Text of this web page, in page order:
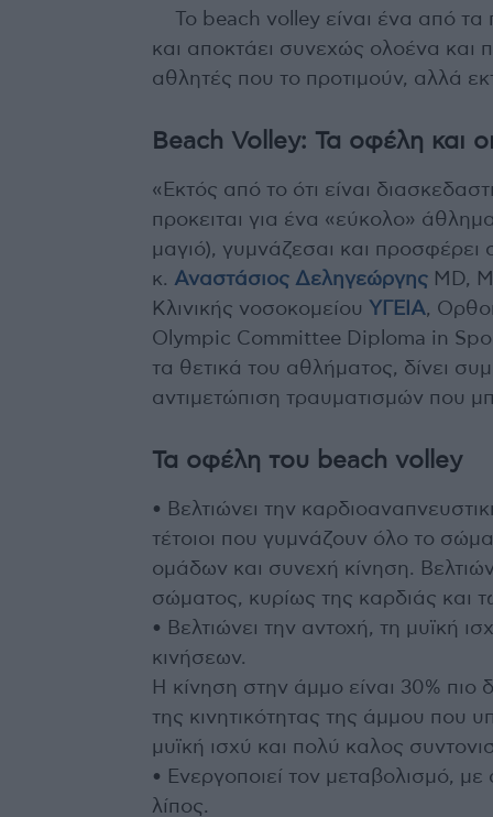
To beach volley είναι ένα από
και αποκτάει συνεχώς ολοένα και
αθλητές που το προτιμούν, αλλά
Beach Volley: Τα οφέλη και
«Εκτός από το ότι είναι
προκειται για ένα «εύκολο»
μαγιό), γυμνάζεσαι και
κ. Αναστάσιος Δεληγεώργης MD,
Κλινικής νοσοκομείου ΥΓΕΙΑ,
Olympic Committee Diploma in
τα θετικά του αθλήματος, δίνει
αντιμετώπιση τραυματισμών που
Τα οφέλη του beach volley
• Βελτιώνει την
τέτοιοι που γυμνάζουν όλο το
ομάδων και συνεχή κίνηση.
σώματος, κυρίως της καρδιάς και
• Βελτιώνει την αντοχή, τη μυϊκή
κινήσεων.
Η κίνηση στην άμμο είναι 30%
της κινητικότητας της άμμου που
μυϊκή ισχύ και πολύ καλος
• Ενεργοποιεί τον μεταβολισμό,
λίπος.